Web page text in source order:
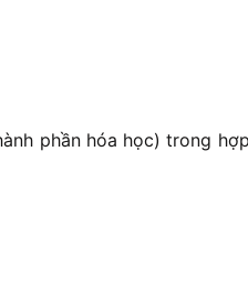
phần hóa học) trong